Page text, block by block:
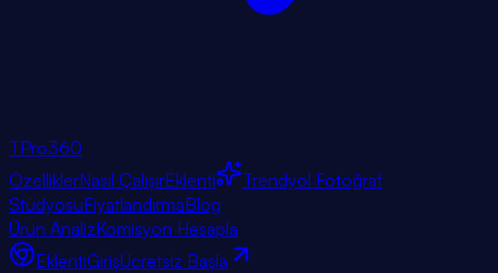
TPro360
ÖzelliklerNasıl ÇalışırEklenti
Trendyol Fotoğraf
StüdyosuFiyatlandırmaBlog
Ürün AnalizKomisyon Hesapla
EklentiGirişÜcretsiz Başla